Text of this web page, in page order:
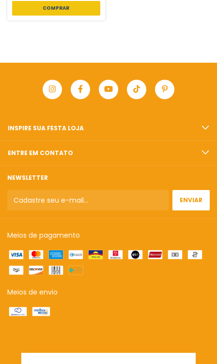
INSPIRE SUA FESTA LOJA
ENTRE EM CONTATO
NEWSLETTER
Meios de pagamento
Meios de envio